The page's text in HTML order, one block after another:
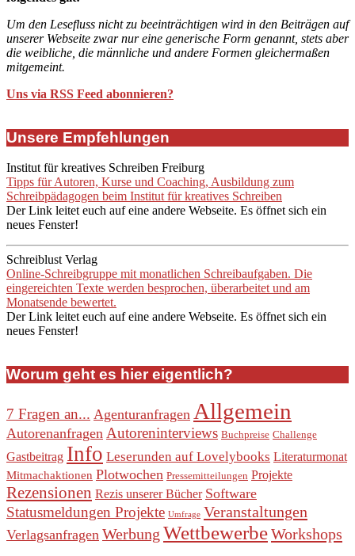
Um den Lesefluss nicht zu beeinträchtigen wird in den Beiträgen auf
unserer Webseite zwar nur eine generische Form genannt, stets aber
die weibliche, die männliche und andere Formen gleichermaßen
mitgemeint.
Uns via RSS Feed abonnieren?
Unsere Empfehlungen
Institut für kreatives Schreiben Freiburg
Tipps für Autoren, Kurse und Coaching, Ausbildung zum
Schreibpädagogen beim Institut für kreatives Schreiben
Der Link leitet euch auf eine andere Webseite. Es öffnet sich ein
neues Fenster!
Schreiblust Verlag
Online-Schreibgruppe mit monatlichen Schreibaufgaben. Die
eingereichten Texte werden besprochen, überarbeitet und am
Monatsende bewertet.
Der Link leitet euch auf eine andere Webseite. Es öffnet sich ein
neues Fenster!
Worum geht es hier eigentlich?
7 Fragen an... Agenturanfragen Allgemein
Autorenanfragen Autoreninterviews Buchpreise Challenge
Gastbeitrag Info Leserunden auf Lovelybooks Literaturmonat
Mitmachaktionen Plotwochen Pressemitteilungen Projekte
Rezensionen Rezis unserer Bücher Software
Statusmeldungen Projekte Umfrage Veranstaltungen
Verlagsanfragen Werbung WettbewerbeWorkshops